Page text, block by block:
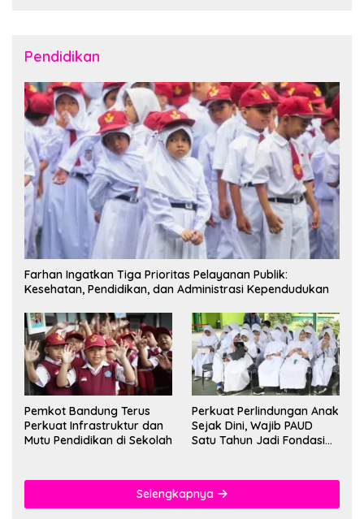
Pendidikan
Farhan Ingatkan Tiga Prioritas Pelayanan Publik:
Kesehatan, Pendidikan, dan Administrasi Kependudukan
Pemkot Bandung Terus
Perkuat Infrastruktur dan
Mutu Pendidikan di Sekolah
Perkuat Perlindungan Anak
Sejak Dini, Wajib PAUD
Satu Tahun Jadi Fondasi
Selengkapnya